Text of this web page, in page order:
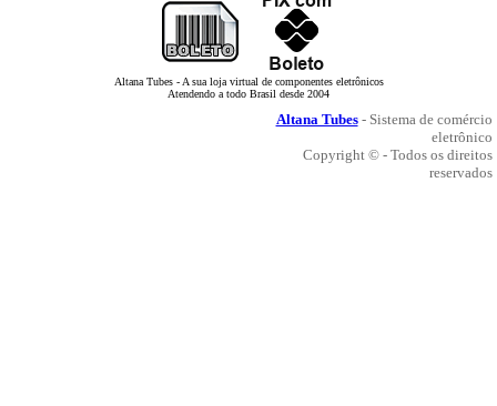
Altana Tubes - A sua loja virtual de componentes eletrônicos
Atendendo a todo Brasil desde 2004
Altana Tubes- Sistema de comércio
eletrônico
Copyright © - Todos os direitos
reservados